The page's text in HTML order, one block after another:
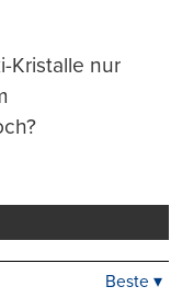
Kristalle nur
Beste ▾